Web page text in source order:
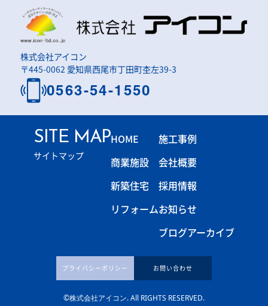
株式会社アイコン
〒445-0062 愛知県西尾市丁田町杢左39-3
0563-54-1550
SITE MAP
サイトマップ
HOME
商業施設
新築住宅
リフォーム
施工事例
会社概要
採用情報
お知らせ
ブログアーカイブ
プライバシーポリシー お問い合わせ
©株式会社アイコン. All RIGHTS RESERVED.